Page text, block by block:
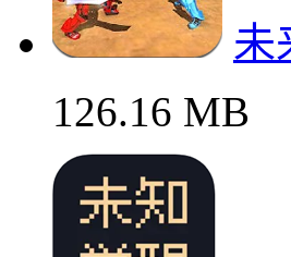
未
126.16 MB